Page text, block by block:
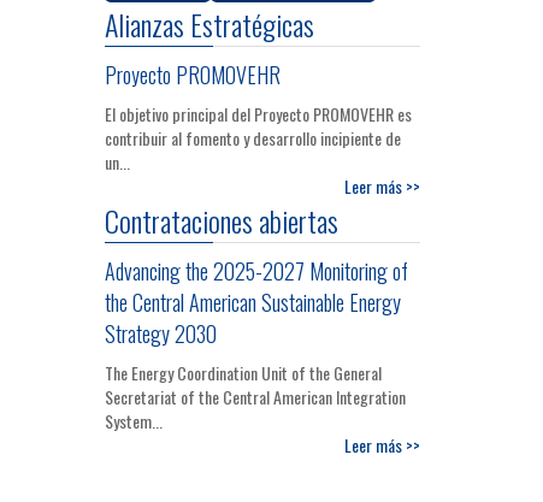
Alianzas Estratégicas
Proyecto PROMOVEHR
El objetivo principal del Proyecto PROMOVEHR es
contribuir al fomento y desarrollo incipiente de
un...
Leer más >>
Contrataciones abiertas
Advancing the 2025-2027 Monitoring of
the Central American Sustainable Energy
Strategy 2030
The Energy Coordination Unit of the General
Secretariat of the Central American Integration
System...
Leer más >>